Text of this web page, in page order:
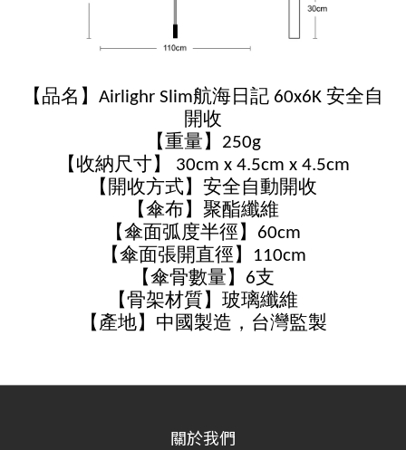
【品名】Airlighr Slim航海日記 60x6K 安全自
開收
【重量】250g
【收納尺寸】 30cm x 4.5cm x 4.5cm
【開收方式】安全自動開收
【傘布】聚酯纖維
【傘面弧度半徑】60cm
【傘面張開直徑】110cm
【傘骨數量】6支
【骨架材質】玻璃纖維
【產地】中國製造，台灣監製
關於我們